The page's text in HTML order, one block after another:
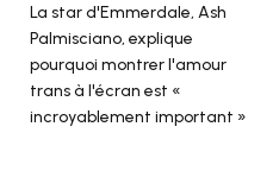
La star d'Emmerdale, Ash
Palmisciano, explique
pourquoi montrer l'amour
trans à l'écran est «
incroyablement important »